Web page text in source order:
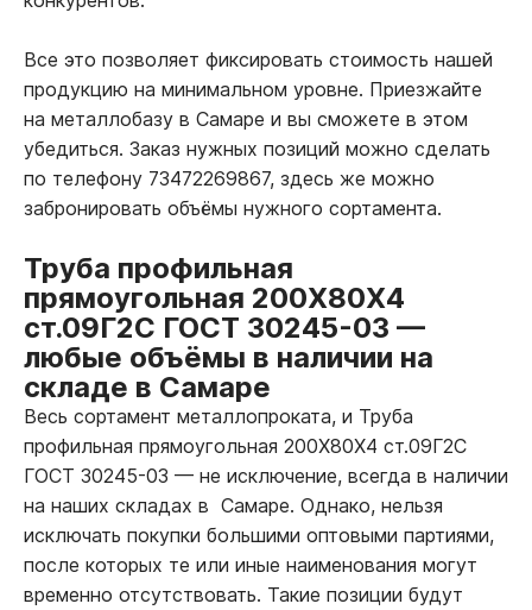
Все это позволяет фиксировать стоимость нашей
продукцию на минимальном уровне. Приезжайте
на металлобазу в Самаре и вы сможете в этом
убедиться. Заказ нужных позиций можно сделать
по телефону 73472269867, здесь же можно
забронировать объёмы нужного сортамента.
Труба профильная
прямоугольная 200Х80Х4
ст.09Г2С ГОСТ 30245-03 —
любые объёмы в наличии на
складе в Самаре
Весь сортамент металлопроката, и Труба
профильная прямоугольная 200Х80Х4 ст.09Г2С
ГОСТ 30245-03 — не исключение, всегда в наличии
на наших складах в Самаре. Однако, нельзя
исключать покупки большими оптовыми партиями,
после которых те или иные наименования могут
временно отсутствовать. Такие позиции будут